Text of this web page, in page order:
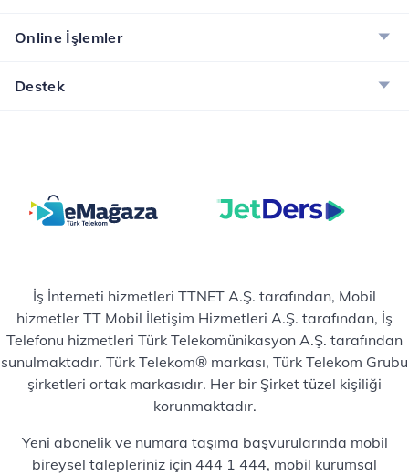
Online İşlemler
Destek
İş İnterneti hizmetleri TTNET A.Ş. tarafından, Mobil
hizmetler TT Mobil İletişim Hizmetleri A.Ş. tarafından, İş
Telefonu hizmetleri Türk Telekomünikasyon A.Ş. tarafından
sunulmaktadır. Türk Telekom® markası, Türk Telekom Grubu
şirketleri ortak markasıdır. Her bir Şirket tüzel kişiliği
korunmaktadır.
Yeni abonelik ve numara taşıma başvurularında mobil
bireysel talepleriniz için 444 1 444, mobil kurumsal